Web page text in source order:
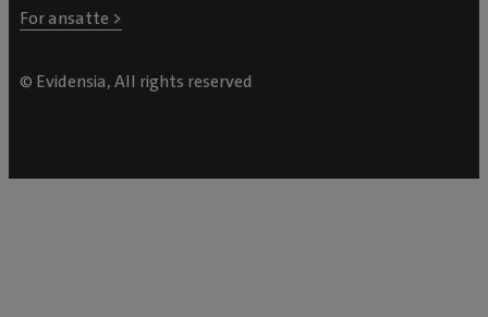
For ansatte >
© Evidensia, All rights reserved